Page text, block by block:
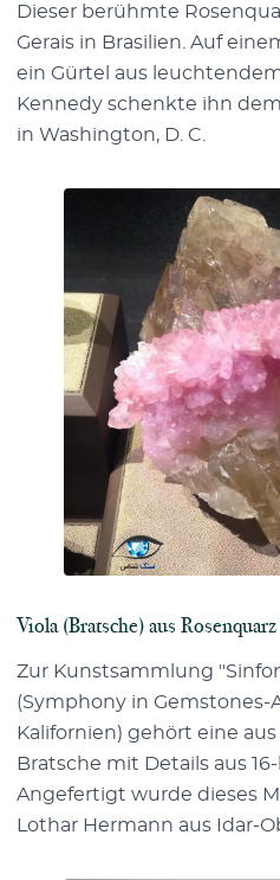
Dieser berühmte
Gerais in Brasilien. Auf
ein Gürtel aus leuchtendem
Kennedy schenkte ihn
in Washington, D. C.
Viola (Bratsche) aus Rosenquarz
Zur Kunstsammlung
(Symphony in Gemstones-
Kalifornien) gehört eine
Bratsche mit Details aus
Angefertigt wurde dieses
Lothar Hermann aus Idar-